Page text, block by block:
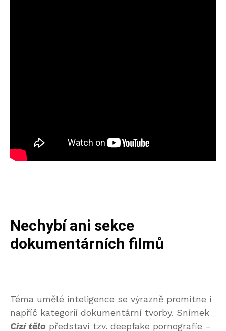
Nechybí ani sekce
dokumentárních filmů
Téma umělé inteligence se výrazně promítne i
napříč kategorií dokumentární tvorby. Snímek
Cizí tělo představí tzv. deepfake pornografie –